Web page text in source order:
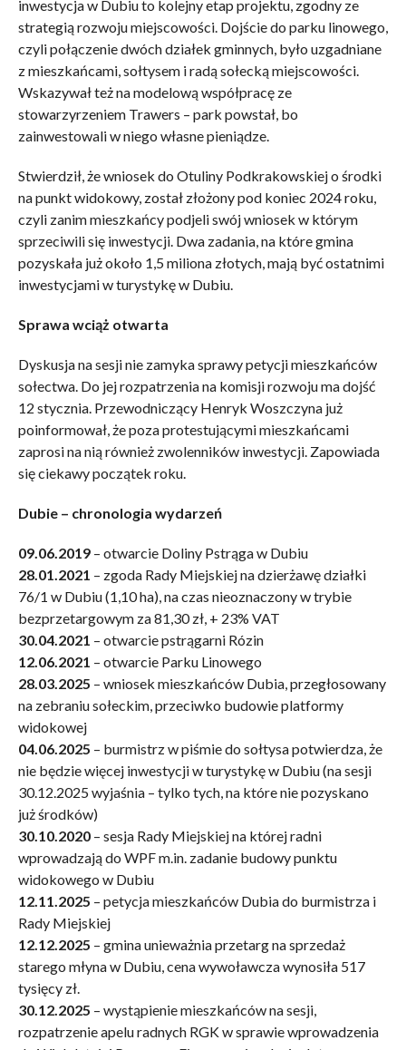
inwestycja w Dubiu to kolejny etap projektu, zgodny ze
strategią rozwoju miejscowości. Dojście do parku linowego,
czyli połączenie dwóch działek gminnych, było uzgadniane
z mieszkańcami, sołtysem i radą sołecką miejscowości.
Wskazywał też na modelową współpracę ze
stowarzyrzeniem Trawers – park powstał, bo
zainwestowali w niego własne pieniądze.
Stwierdził, że wniosek do Otuliny Podkrakowskiej o środki
na punkt widokowy, został złożony pod koniec 2024 roku,
czyli zanim mieszkańcy podjeli swój wniosek w którym
sprzeciwili się inwestycji. Dwa zadania, na które gmina
pozyskała już około 1,5 miliona złotych, mają być ostatnimi
inwestycjami w turystykę w Dubiu.
Sprawa wciąż otwarta
Dyskusja na sesji nie zamyka sprawy petycji mieszkańców
sołectwa. Do jej rozpatrzenia na komisji rozwoju ma dojść
12 stycznia. Przewodniczący Henryk Woszczyna już
poinformował, że poza protestującymi mieszkańcami
zaprosi na nią również zwolenników inwestycji. Zapowiada
się ciekawy początek roku.
Dubie – chronologia wydarzeń
09.06.2019– otwarcie Doliny Pstrąga w Dubiu
28.01.2021 – zgoda Rady Miejskiej na dzierżawę działki
76/1 w Dubiu (1,10 ha), na czas nieoznaczony w trybie
bezprzetargowym za 81,30 zł, + 23% VAT
30.04.2021 – otwarcie pstrągarni Rózin
12.06.2021 – otwarcie Parku Linowego
28.03.2025 – wniosek mieszkańców Dubia, przegłosowany
na zebraniu sołeckim, przeciwko budowie platformy
widokowej
04.06.2025 – burmistrz w piśmie do sołtysa potwierdza, że
nie będzie więcej inwestycji w turystykę w Dubiu (na sesji
30.12.2025 wyjaśnia – tylko tych, na które nie pozyskano
już środków)
30.10.2020– sesja Rady Miejskiej na której radni
wprowadzają do WPF m.in. zadanie budowy punktu
widokowego w Dubiu
12.11.2025 – petycja mieszkańców Dubia do burmistrza i
Rady Miejskiej
12.12.2025 – gmina unieważnia przetarg na sprzedaż
starego młyna w Dubiu, cena wywoławcza wynosiła 517
tysięcy zł.
30.12.2025 – wystąpienie mieszkańców na sesji,
rozpatrzenie apelu radnych RGK w sprawie wprowadzenia